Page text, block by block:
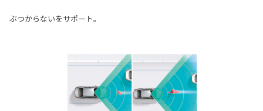
ぶつからないをサポート。